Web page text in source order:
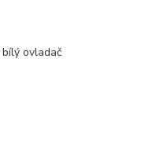
ovladač